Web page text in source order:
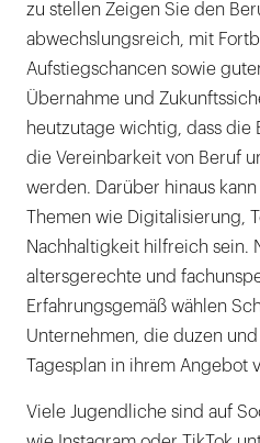
zu stellen Zeigen Sie den
abwechslungsreich, mit
Aufstiegschancen sowie
Übernahme und
heutzutage wichtig, dass die
die Vereinbarkeit von Beruf
werden. Darüber hinaus
Themen wie Digitalisierung,
Nachhaltigkeit hilfreich sein.
altersgerechte und
Erfahrungsgemäß wählen
Unternehmen, die duzen
Tagesplan in ihrem Angebot
Viele Jugendliche sind auf